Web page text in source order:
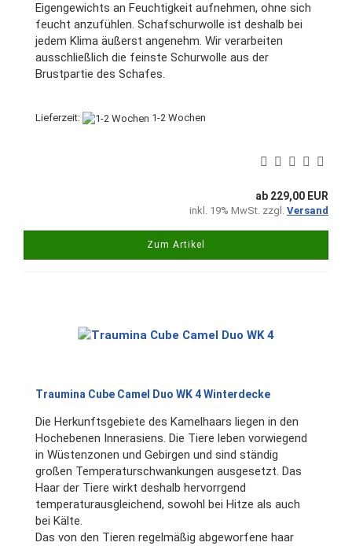
Eigengewichts an Feuchtigkeit aufnehmen, ohne sich
feucht anzufühlen. Schafschurwolle ist deshalb bei
jedem Klima äußerst angenehm. Wir verarbeiten
ausschließlich die feinste Schurwolle aus der
Brustpartie des Schafes.
Lieferzeit: 1-2 Wochen
ab 229,00 EUR
inkl. 19% MwSt. zzgl. Versand
Zum Artikel
Traumina Cube Camel Duo WK 4 Winterdecke
Die Herkunftsgebiete des Kamelhaars liegen in den
Hochebenen Innerasiens. Die Tiere leben vorwiegend
in Wüstenzonen und Gebirgen und sind ständig
großen Temperaturschwankungen ausgesetzt. Das
Haar der Tiere wirkt deshalb hervorrgend
temperaturausgleichend, sowohl bei Hitze als auch
bei Kälte.
Das von den Tieren regelmäßig abgeworfene haar